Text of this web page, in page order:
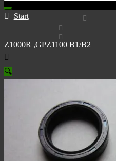
Start
Z1000R ,GPZ1100 B1/B2
🔍